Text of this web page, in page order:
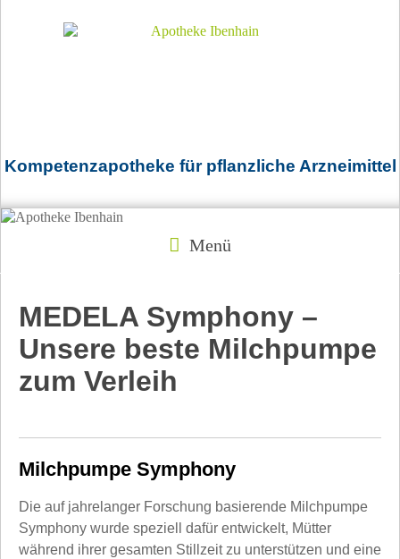
Kompetenzapotheke für pflanzliche Arzneimittel
Menü
MEDELA Symphony –
Unsere beste Milchpumpe
zum Verleih
Milchpumpe Symphony
Die auf jahrelanger Forschung basierende Milchpumpe
Symphony wurde speziell dafür entwickelt, Mütter
während ihrer gesamten Stillzeit zu unterstützen und eine